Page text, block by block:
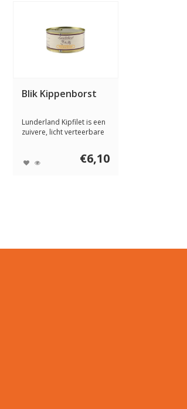
Blik Kippenborst
Lunderland Kipfilet is een
zuivere, licht verteerbare
€6,10